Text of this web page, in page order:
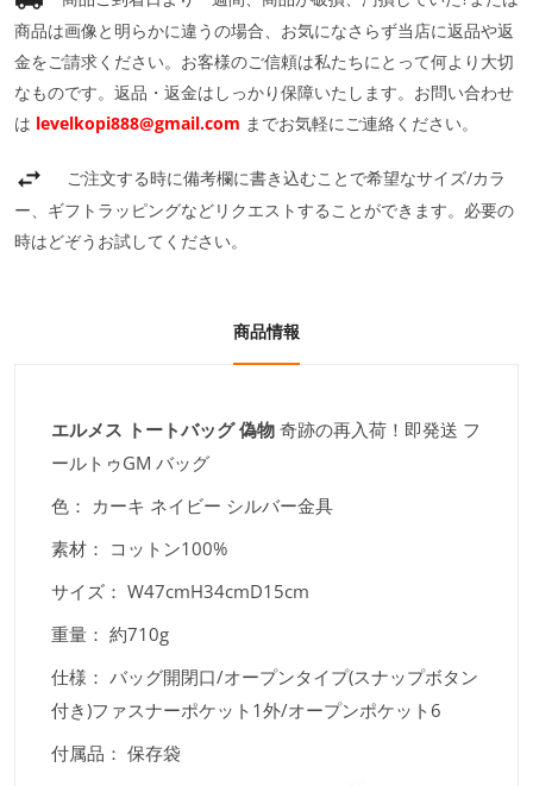
商品は画像と明らかに違うの場合、お気になさらず当店に返品や返
金をご請求ください。お客様のご信頼は私たちにとって何より大切
なものです。返品・返金はしっかり保障いたします。お問い合わせ
は levelkopi888@gmail.com までお気軽にご連絡ください。
ご注文する時に備考欄に書き込むことで希望なサイズ/カラ
ー、ギフトラッピングなどリクエストすることができます。必要の
時はどぞうお試してください。
商品情報
エルメス トートバッグ 偽物 奇跡の再入荷！即発送 フ
ールトゥGM バッグ
色： カーキ ネイビー シルバー金具
素材： コットン100%
サイズ： W47cmH34cmD15cm
重量： 約710g
仕様： バッグ開閉口/オープンタイプ(スナップボタン
付き)ファスナーポケット1外/オープンポケット6
付属品： 保存袋